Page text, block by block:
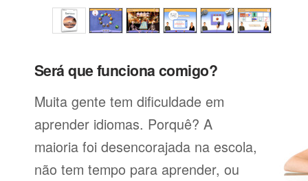
Será que funciona comigo?
Muita gente tem dificuldade em
aprender idiomas. Porquê? A
maioria foi desencorajada na escola,
não tem tempo para aprender, ou